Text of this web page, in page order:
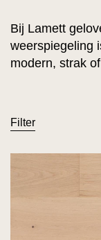
Bij Lamett
weerspiegeling
modern, strak
Filter